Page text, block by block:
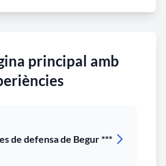
principal amb
de defensa de Begur ***